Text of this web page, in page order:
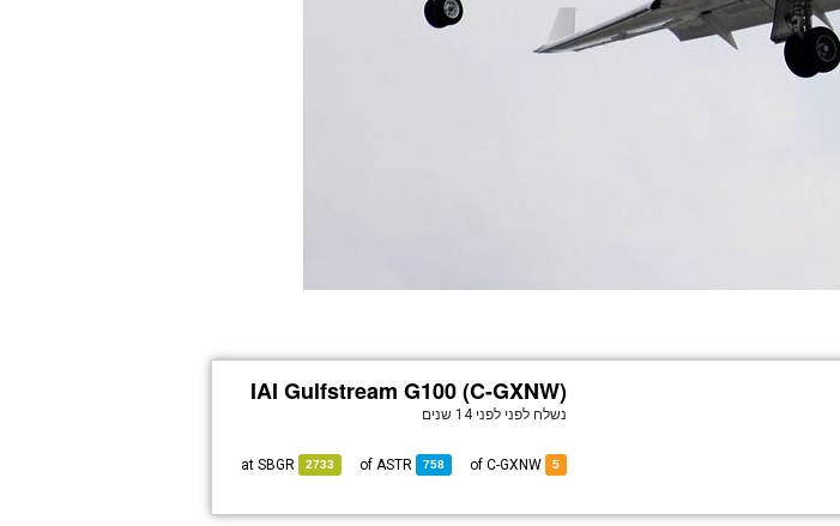
IAI Gulfstream G100 (C-GXNW)
נשלח לפני לפני 14 שנים
5
758
ASTR
2733
SBGR